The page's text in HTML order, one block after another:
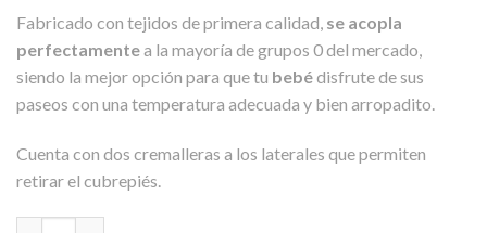
Fabricado con tejidos de primera calidad, se acopla
perfectamentea la mayoría de grupos 0 del mercado,
siendo la mejor opción para que tu bebédisfrute de sus
paseos con una temperatura adecuada y bien arropadito.
Cuenta con dos cremalleras a los laterales que permiten
retirar el cubrepiés.